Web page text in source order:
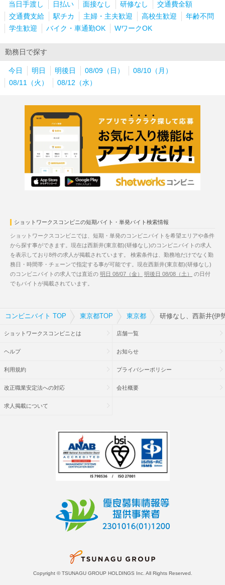
当日手渡し 日払い 面接なし 研修なし
交通費全額
交通費支給
駅チカ 主婦・主夫歓迎 高校生歓迎
年齢不問
学生歓迎
バイク・車通勤OK WワークOK
勤務日で探す
今日 明日 明後日 08/09（日）
08/10（月）
08/11（火）
08/12（水）
ショットワークスコンビニの短期バイト・単発バイト検索情報
ショットワークスコンビニでは、短期・単発のコンビニバイトを希望エリアや条件
から探す事ができます。現在は西新井(東京都)(研修なし)のコンビニバイトの求人
を表示しており8件の求人が掲載されています。 検索条件は、勤務地だけでなく勤
務日・時間帯・チェーンで指定する事が可能です。現在西新井(東京都)(研修なし)
のコンビニバイトの求人では直近の 明日 08/07（金） 明後日 08/08（土）
の日付
でもバイトが掲載されています。
コンビニバイト TOP 東京都TOP 東京都 研修なし、西新井(伊
ショットワークスコンビニとは 店舗一覧
ヘルプ お知らせ
利用規約 プライバシーポリシー
改正職業安定法への対応 会社概要
求人掲載について
Copyright © TSUNAGU GROUP HOLDINGS Inc. All Rights Reserved.